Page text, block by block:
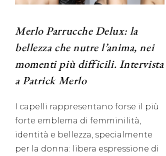
Merlo Parrucche Delux: la
bellezza che nutre l’anima, nei
momenti più difficili. Intervista
a Patrick Merlo
I capelli rappresentano forse il più
forte emblema di femminilità,
identità e bellezza, specialmente
per la donna: libera espressione di